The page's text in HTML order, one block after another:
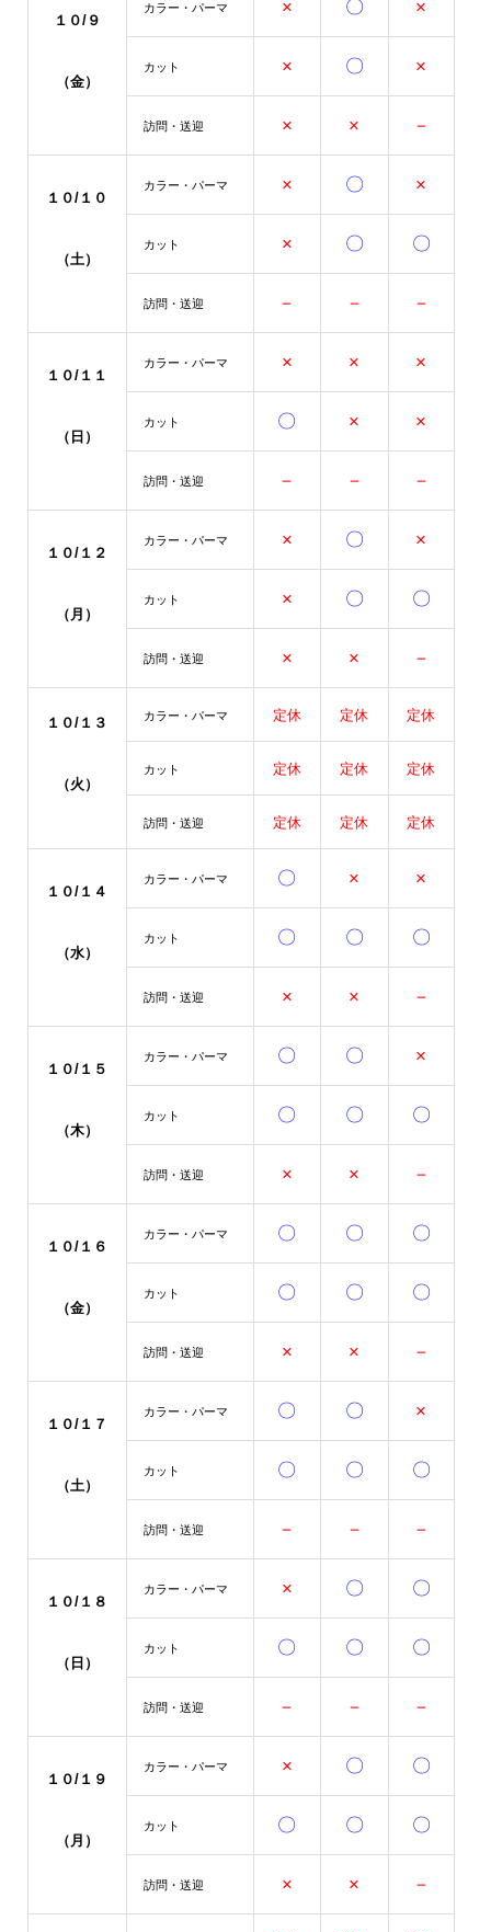
１０/９
（金）
カラー・パーマ × 〇 ×
カット × 〇 ×
訪問・送迎 × × －
１０/１０
（土）
カラー・パーマ × 〇 ×
カット × 〇 〇
訪問・送迎 － － －
１０/１１
（日）
カラー・パーマ × × ×
カット 〇 × ×
訪問・送迎 － － －
１０/１２
（月）
カラー・パーマ × 〇 ×
カット × 〇 〇
訪問・送迎 × × －
１０/１３
（火 ）
カラー・パーマ 定休 定休 定休
カット 定休 定休 定休
訪問・送迎 定休 定休 定休
１０/１４
（水）
カラー・パーマ 〇 × ×
カット 〇 〇 〇
訪問・送迎 × × －
１０/１５
（木）
カラー・パーマ 〇 〇 ×
カット 〇 〇 〇
訪問・送迎 × × －
１０/１６
（金）
カラー・パーマ 〇 〇 〇
カット 〇 〇 〇
訪問・送迎 × × －
１０/１７
（土）
カラー・パーマ 〇 〇 ×
カット 〇 〇 〇
訪問・送迎 － － －
１０/１８
（日）
カラー・パーマ × 〇 〇
カット 〇 〇 〇
訪問・送迎 － － －
１０/１９
（月）
カラー・パーマ × 〇 〇
カット 〇 〇 〇
訪問・送迎 × × －